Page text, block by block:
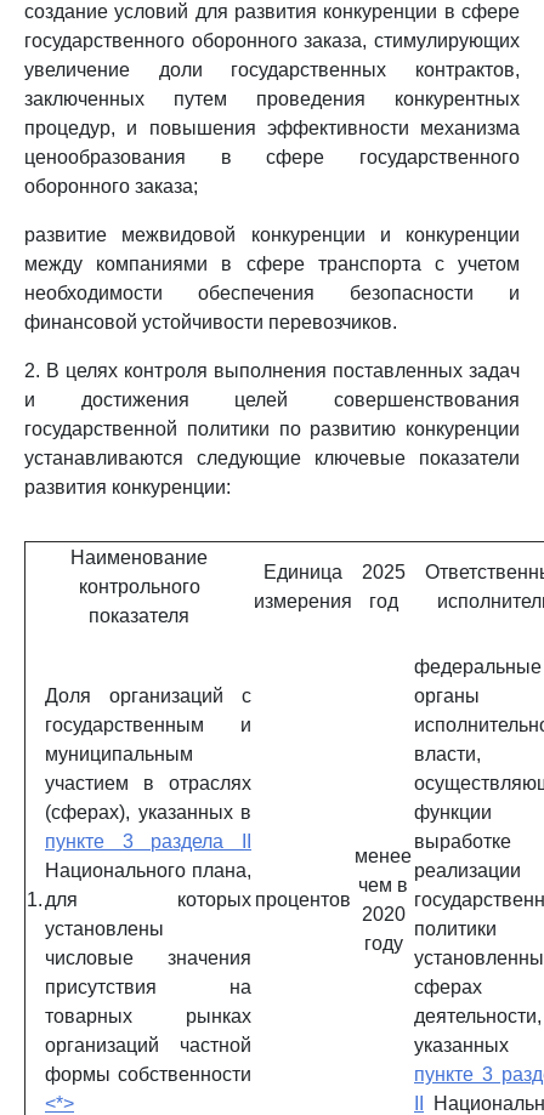
создание условий для развития конкуренции в сфере
государственного оборонного заказа, стимулирующих
увеличение доли государственных контрактов,
заключенных путем проведения конкурентных
процедур, и повышения эффективности механизма
ценообразования в сфере государственного
оборонного заказа;
развитие межвидовой конкуренции и конкуренции
между компаниями в сфере транспорта с учетом
необходимости обеспечения безопасности и
финансовой устойчивости перевозчиков.
2. В целях контроля выполнения поставленных задач
и достижения целей совершенствования
государственной политики по развитию конкуренции
устанавливаются следующие ключевые показатели
развития конкуренции:
Наименование
контрольного
показателя
Единица
измерения
2025
год
1.
Доля организаций с
государственным и
муниципальным
участием в отраслях
(сферах), указанных в
пункте 3 раздела II
Национального плана,
для которых
установлены
числовые значения
присутствия на
товарных рынках
организаций частной
формы собственности
<*>
процентов
менее
чем в
2020
году
федеральные
органы
власти,
функции
реализации
сферах
деятельности,
пункте 3